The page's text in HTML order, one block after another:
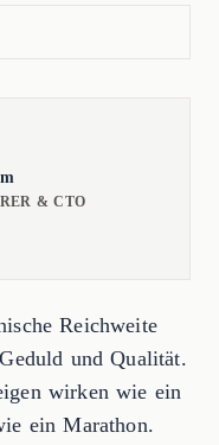
& CTO
Reichweite
und Qualität.
wirken wie ein
ein Marathon.